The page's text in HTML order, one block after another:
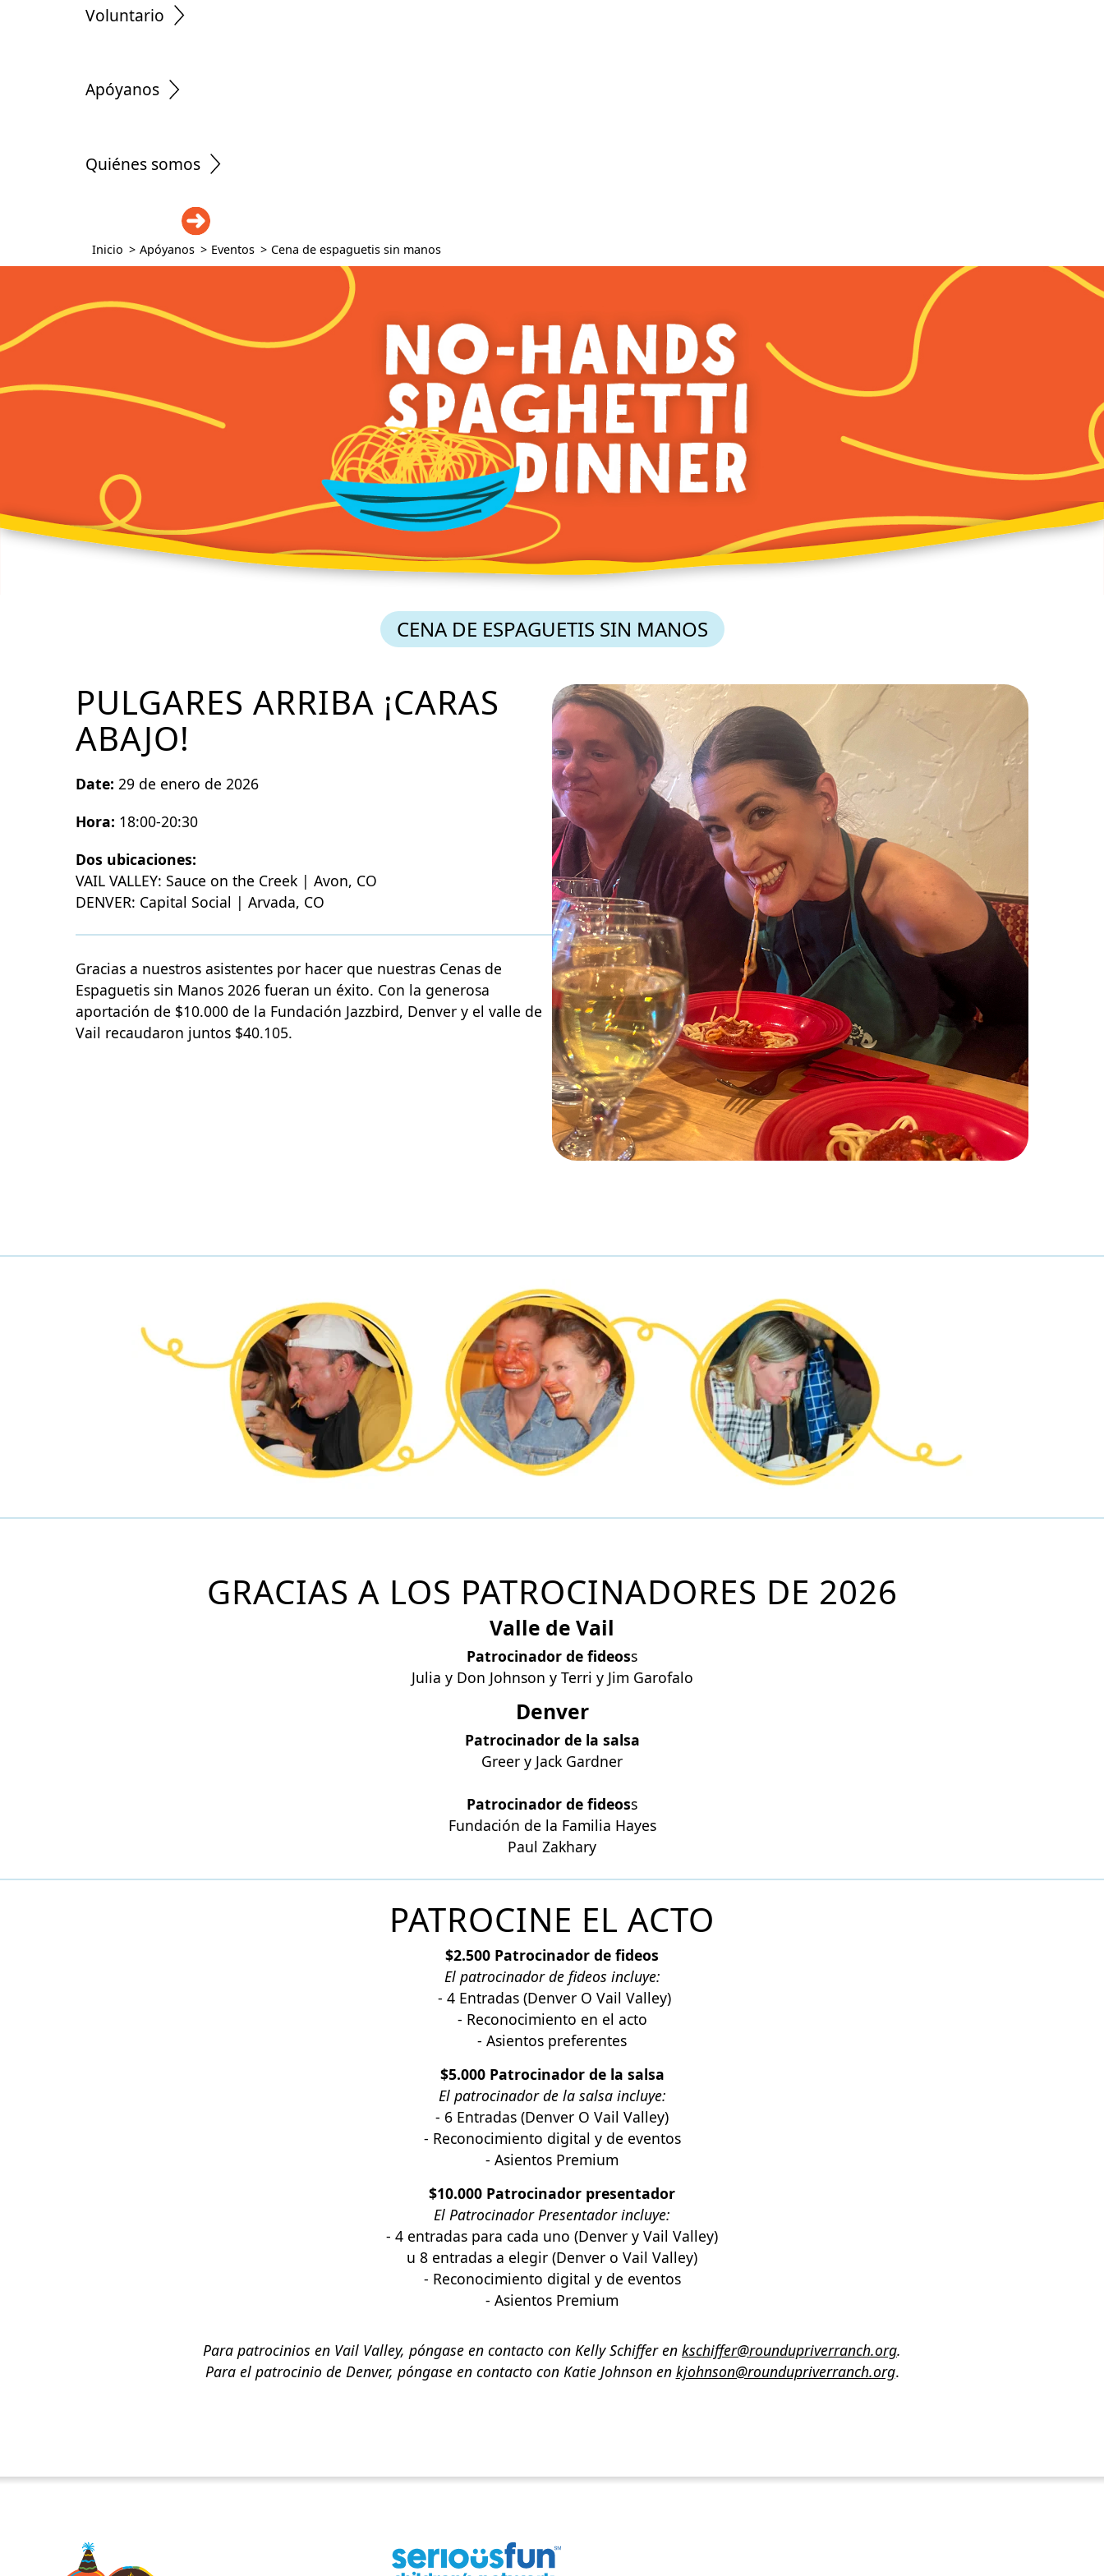
Voluntario
Apóyanos
Quiénes somos
Inicio > Apóyanos > Eventos > Cena de espaguetis sin manos
CENA DE ESPAGUETIS SIN MANOS
PULGARES ARRIBA ¡CARAS
ABAJO!
Date: 29 de enero de 2026
Hora: 18:00-20:30
Dos ubicaciones:
VAIL VALLEY: Sauce on the Creek | Avon, CO
DENVER: Capital Social | Arvada, CO
Gracias a nuestros asistentes por hacer que nuestras Cenas de
Espaguetis sin Manos 2026 fueran un éxito. Con la generosa
aportación de $10.000 de la Fundación Jazzbird, Denver y el valle de
Vail recaudaron juntos $40.105.
GRACIAS A LOS PATROCINADORES DE 2026
Valle de Vail
Patrocinador de fideoss
Julia y Don Johnson y Terri y Jim Garofalo
Denver
Patrocinador de la salsa
Greer y Jack Gardner
Patrocinador de fideoss
Fundación de la Familia Hayes
Paul Zakhary
PATROCINE EL ACTO
$2.500 Patrocinador de fideos
El patrocinador de fideos incluye:
- 4 Entradas (Denver O Vail Valley)
- Reconocimiento en el acto
- Asientos preferentes
$5.000 Patrocinador de la salsa
El patrocinador de la salsa incluye:
- 6 Entradas (Denver O Vail Valley)
- Reconocimiento digital y de eventos
- Asientos Premium
$10.000 Patrocinador presentador
El Patrocinador Presentador incluye:
- 4 entradas para cada uno (Denver y Vail Valley)
u 8 entradas a elegir (Denver o Vail Valley)
- Reconocimiento digital y de eventos
- Asientos Premium
Para patrocinios en Vail Valley, póngase en contacto con Kelly Schiffer en kschiffer@roundupriverranch.org.
Para el patrocinio de Denver, póngase en contacto con Katie Johnson en kjohnson@roundupriverranch.org.